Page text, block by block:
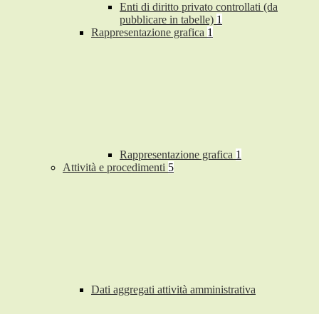
Enti di diritto privato controllati (da
pubblicare in tabelle) 1
Rappresentazione grafica 1
Rappresentazione grafica 1
Attività e procedimenti 5
Dati aggregati attività amministrativa